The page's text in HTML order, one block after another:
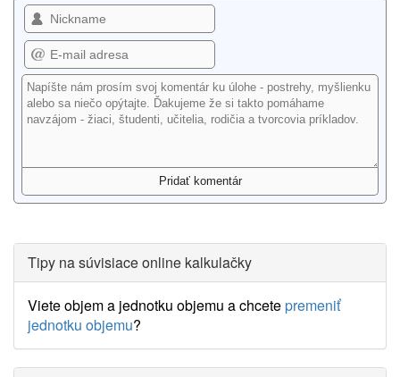
Tipy na súvisiace online kalkulačky
Viete objem a jednotku objemu a chcetepremeniť
jednotku objemu?